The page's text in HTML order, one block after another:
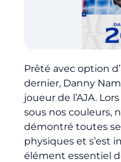
Prêté avec option
dernier, Danny
joueur de l’AJA.
sous nos couleurs,
démontré toutes
physiques et s’est
élément essentiel